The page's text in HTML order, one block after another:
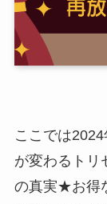
ここでは
が変わるトリ
の真実★お得